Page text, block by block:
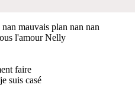
mauvais plan nan nan
l'amour Nelly
faire
suis casé